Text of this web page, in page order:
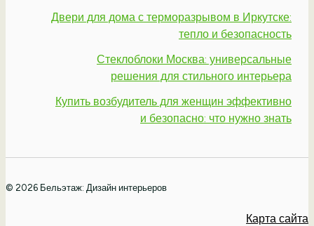
Двери для дома с терморазрывом в Иркутске:
тепло и безопасность
Стеклоблоки Москва: универсальные
решения для стильного интерьера
Купить возбудитель для женщин эффективно
и безопасно: что нужно знать
© 2026 Бельэтаж: Дизайн интерьеров
Карта сайта